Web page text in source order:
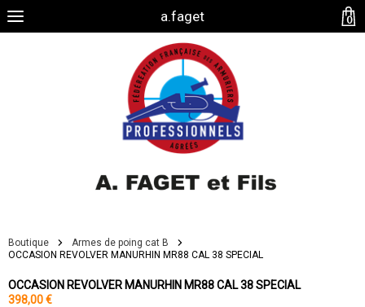
a.faget
Boutique
Armes de poing cat B
OCCASION REVOLVER MANURHIN MR88 CAL 38 SPECIAL
OCCASION REVOLVER MANURHIN MR88 CAL 38 SPECIAL
398,00 €
0